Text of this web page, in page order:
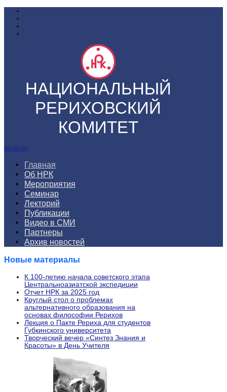
НАЦИОНАЛЬНЫЙ
РЕРИХОВСКИЙ
КОМИТЕТ
каталог
Главная
Об НРК
Мероприятия
Семинар
Лекторий
Публикации
Видео в СМИ
Партнеры
Архив новостей
Новые материалы
К 100-летию начала советского этапа
Центральноазиатской экспедиции
Отчет НРК за 2025 год
Круглый стол о проблемах
альтернативного образования на
основах философии Рерихов
Лекция о Пакте Рериха для студентов
Губкинского университета
Творческий вечер «Синтез Знания и
Красоты» в День Учителя